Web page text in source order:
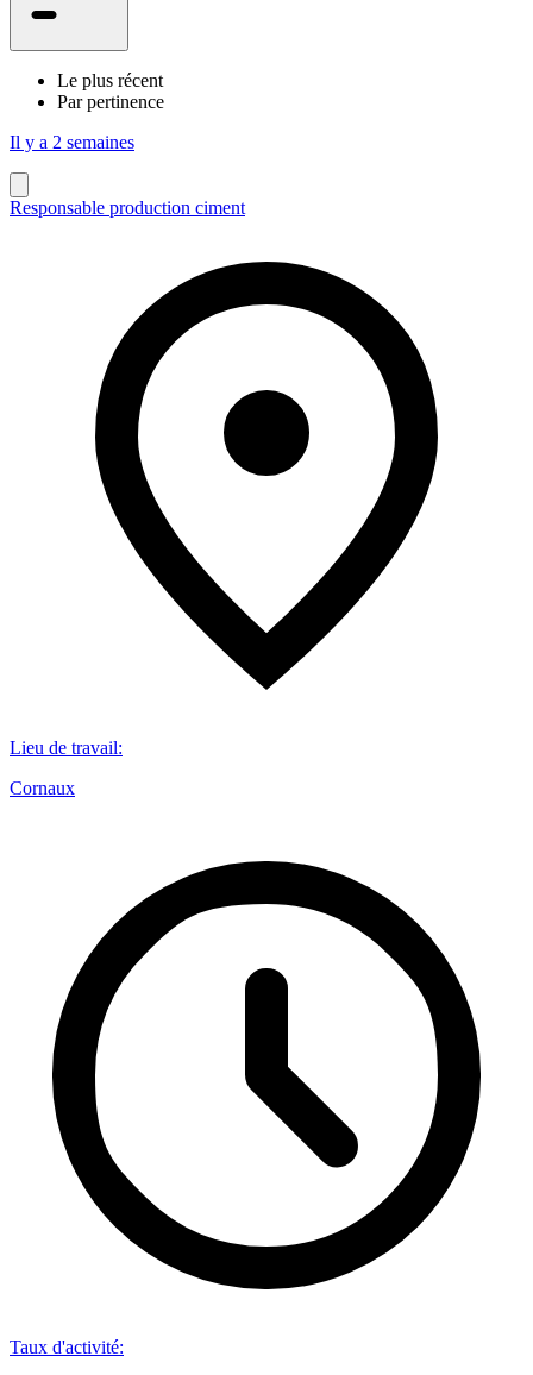
Le plus récent
Par pertinence
Il y a 2 semaines
Responsable production ciment
Lieu de travail:
Cornaux
Taux d'activité: